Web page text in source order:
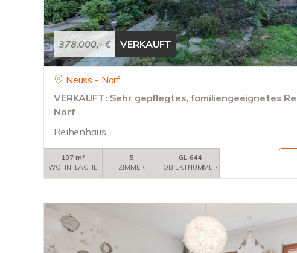
378.000,- € VERKAUFT
Neuss - Norf
VERKAUFT: Sehr gepflegtes, familiengeeignetes
Norf
Reihenhaus
107 m²
WOHNFLÄCHE
5
ZIMMER
GL-644
OBJEKTNUMMER